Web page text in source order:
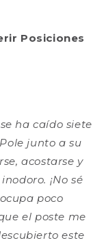
Posiciones
ha caído siete
junto a su
acostarse y
¡No sé
poco
el poste me
este